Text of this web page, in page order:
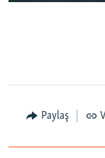
Paylaş